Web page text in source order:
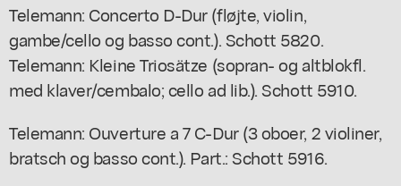
Telemann: Concerto D-Dur (fløjte, violin,
gambe/cello og basso cont.). Schott 5820.
Telemann: Kleine Triosätze (sopran- og altblokfl.
med klaver/cembalo; cello ad lib.). Schott 5910.
Telemann: Ouverture a 7 C-Dur (3 oboer, 2 violiner,
bratsch og basso cont.). Part.: Schott 5916.